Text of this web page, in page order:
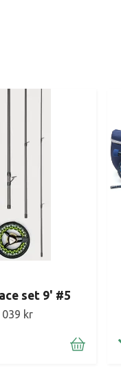
set 9' #5
039 kr